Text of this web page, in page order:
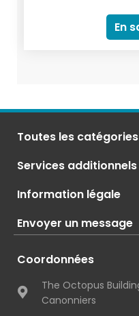
dansante sous la
votre mariage soitEn
Toutes les catégories
Services additionnels
Information légale
Envoyer un message
Coordonnées
The Octopus
Canonniers